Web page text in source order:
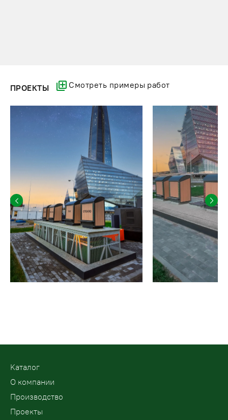
ПРОЕКТЫ Смотреть примеры работ
Kаталог
О компании
Производство
Проекты